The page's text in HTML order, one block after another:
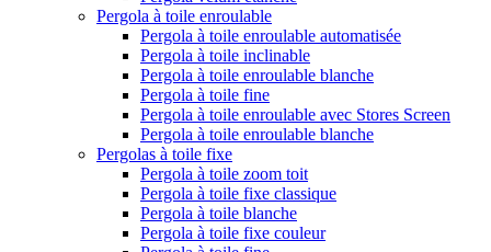
Pergola à toile enroulable
Pergola à toile enroulable automatisée
Pergola à toile inclinable
Pergola à toile enroulable blanche
Pergola à toile fine
Pergola à toile enroulable avec Stores Screen
Pergola à toile enroulable blanche
Pergolas à toile fixe
Pergola à toile zoom toit
Pergola à toile fixe classique
Pergola à toile blanche
Pergola à toile fixe couleur